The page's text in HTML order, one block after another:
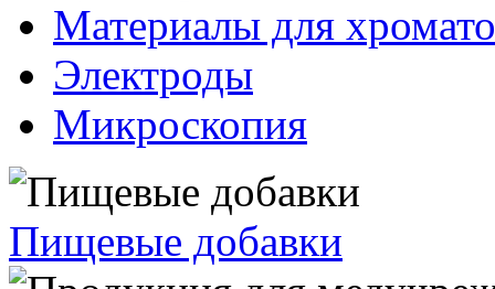
Материалы для
Электроды
Микроскопия
Пищевые добавки